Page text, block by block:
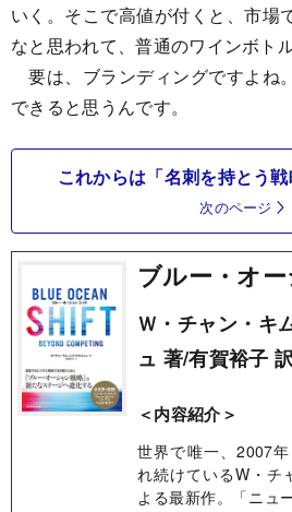
いく。そこで高値が付くと、市場
なと思われて、普通のワインボト
要は、ブランディングですよね
できると思うんです。
これからは「名刺を持とう
次のページ
ブルー・オ
Ｗ・チャン・キ
ュ 著/有賀裕子
＜内容紹介＞
世界で唯一、2007
れ続けているW・チ
よる最新作。「ニュ